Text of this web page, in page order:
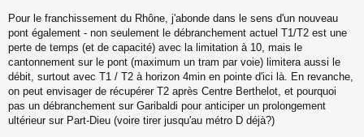
Pour le franchissement du Rhône, j'abonde dans le sens d'un nouveau
pont également - non seulement le débranchement actuel T1/T2 est une
perte de temps (et de capacité) avec la limitation à 10, mais le
cantonnement sur le pont (maximum un tram par voie) limitera aussi le
débit, surtout avec T1 / T2 à horizon 4min en pointe d'ici là. En revanche,
on peut envisager de récupérer T2 après Centre Berthelot, et pourquoi
pas un débranchement sur Garibaldi pour anticiper un prolongement
ultérieur sur Part-Dieu (voire tirer jusqu'au métro D déjà?)